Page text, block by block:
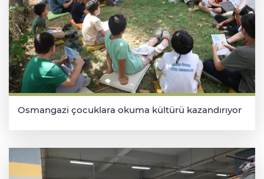
Osmangazi çocuklara okuma kültürü kazandırıyor